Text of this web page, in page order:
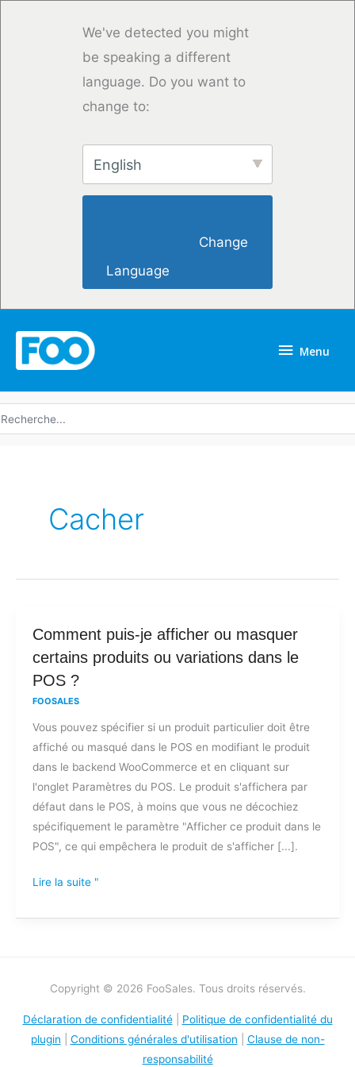
We've detected you might
be speaking a different
language. Do you want to
change to:
English
Language
Menu
Cacher
Comment puis-je afficher ou masquer
certains produits ou variations dans le
POS ?
FOOSALES
Vous pouvez spécifier si un produit particulier doit être
affiché ou masqué dans le POS en modifiant le produit
dans le backend WooCommerce et en cliquant sur
l'onglet Paramètres du POS. Le produit s'affichera par
défaut dans le POS, à moins que vous ne décochiez
spécifiquement le paramètre "Afficher ce produit dans le
POS", ce qui empêchera le produit de s'afficher [...].
Comment
puis-
masquer
certains
produits
ou
variations
dans
le
?
Lire la suite "
Copyright © 2026 FooSales. Tous droits réservés.
Déclaration de confidentialité| Politique de confidentialité du
plugin
Conditions générales d'utilisation
Clause de non-
responsabilité